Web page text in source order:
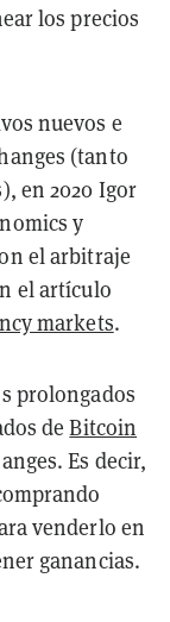
los precios
nuevos e
(tanto
en 2020 Igor
y
el arbitraje
el artículo
markets.
prolongados
deBitcoin
Es decir,
venderlo en
ganancias.